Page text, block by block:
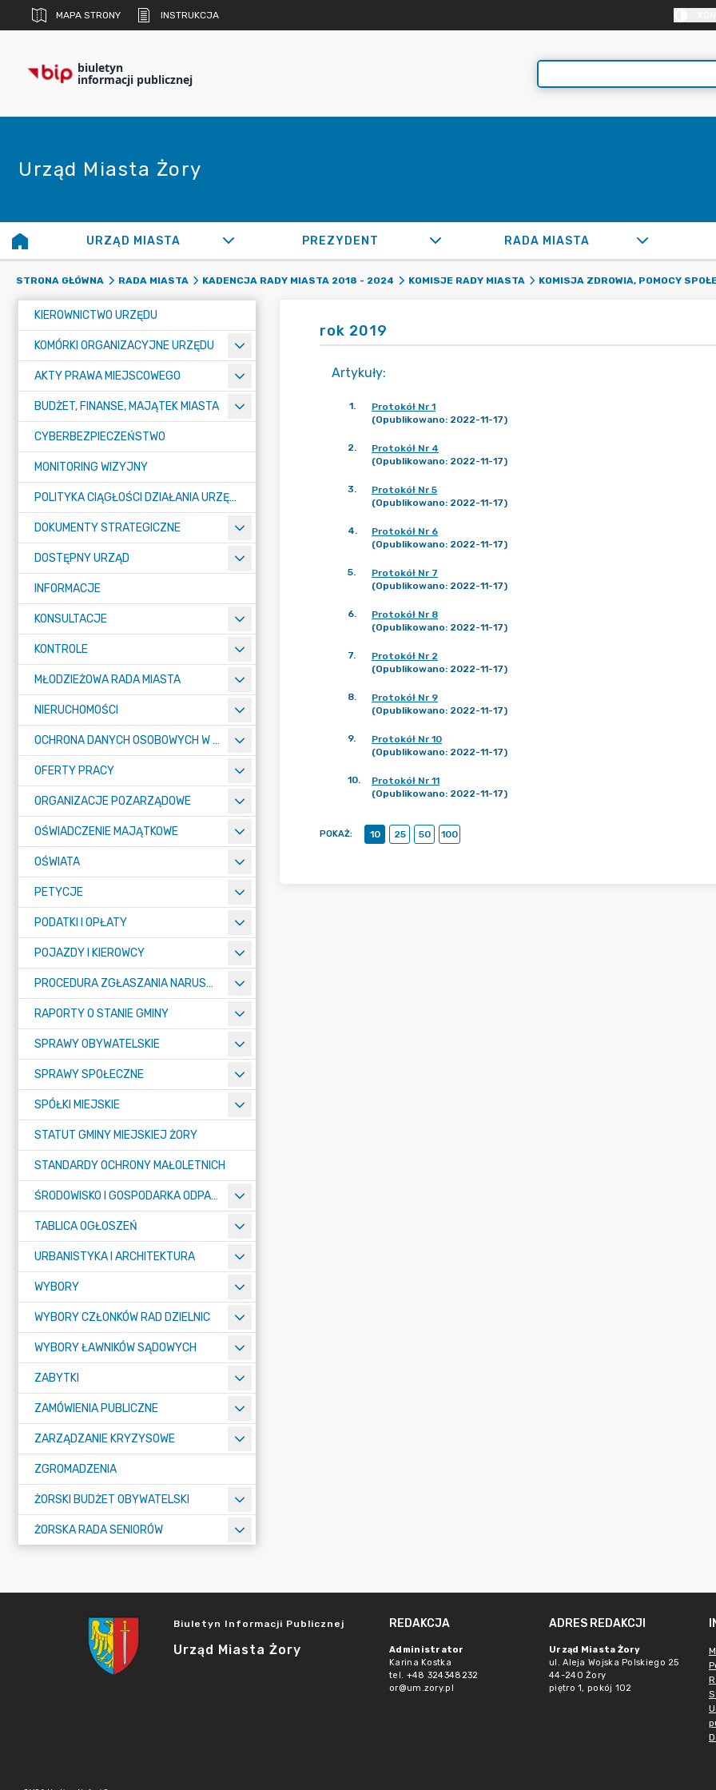
MAPA STRONY INSTRUKCJA
biuletyn
informacji publicznej
Urząd Miasta Żory
URZĄD MIASTA PREZYDENT RADA MIASTA
STRONA GŁÓWNA RADA MIASTA KADENCJA RADY MIASTA 2018 - 2024 KOMISJE RADY MIASTA KOMISJA ZDROWIA, POMOCY
KIEROWNICTWO URZĘDU
KOMÓRKI ORGANIZACYJNE URZĘDU
AKTY PRAWA MIEJSCOWEGO
BUDŻET, FINANSE, MAJĄTEK MIASTA
CYBERBEZPIECZEŃSTWO
MONITORING WIZYJNY
POLITYKA CIĄGŁOŚCI DZIAŁANIA URZĘDU MIASTA ŻORY
DOKUMENTY STRATEGICZNE
DOSTĘPNY URZĄD
INFORMACJE
KONSULTACJE
KONTROLE
MŁODZIEŻOWA RADA MIASTA
NIERUCHOMOŚCI
OCHRONA DANYCH OSOBOWYCH W URZĘDZIE MIASTA ŻORY - RODO
OFERTY PRACY
ORGANIZACJE POZARZĄDOWE
OŚWIADCZENIE MAJĄTKOWE
OŚWIATA
PETYCJE
PODATKI I OPŁATY
POJAZDY I KIEROWCY
PROCEDURA ZGŁASZANIA NARUSZEŃ PRAWA
RAPORTY O STANIE GMINY
SPRAWY OBYWATELSKIE
SPRAWY SPOŁECZNE
SPÓŁKI MIEJSKIE
STATUT GMINY MIEJSKIEJ ŻORY
STANDARDY OCHRONY MAŁOLETNICH
ŚRODOWISKO I GOSPODARKA ODPADAMI
TABLICA OGŁOSZEŃ
URBANISTYKA I ARCHITEKTURA
WYBORY
WYBORY CZŁONKÓW RAD DZIELNIC
WYBORY ŁAWNIKÓW SĄDOWYCH
ZABYTKI
ZAMÓWIENIA PUBLICZNE
ZARZĄDZANIE KRYZYSOWE
ZGROMADZENIA
ŻORSKI BUDŻET OBYWATELSKI
ŻORSKA RADA SENIORÓW
rok 2019
Artykuły:
1.
Protokół Nr 1
(Opublikowano: 2022-11-17)
2.
Protokół Nr 4
(Opublikowano: 2022-11-17)
3.
Protokół Nr 5
(Opublikowano: 2022-11-17)
4.
Protokół Nr 6
(Opublikowano: 2022-11-17)
5.
Protokół Nr 7
(Opublikowano: 2022-11-17)
6.
Protokół Nr 8
(Opublikowano: 2022-11-17)
7.
Protokół Nr 2
(Opublikowano: 2022-11-17)
8.
Protokół Nr 9
(Opublikowano: 2022-11-17)
9.
Protokół Nr 10
(Opublikowano: 2022-11-17)
10.
Protokół Nr 11
(Opublikowano: 2022-11-17)
POKAŻ: 10 25 50 100
Biuletyn Informacji Publicznej
Urząd Miasta Żory
REDAKCJA
Administrator
Karina Kostka
tel. +48 324348232
or@um.zory.pl
ADRES REDAKCJI
Urząd Miasta Żory
ul. Aleja Wojska Polskiego 25
44-240 Żory
piętro 1, pokój 102